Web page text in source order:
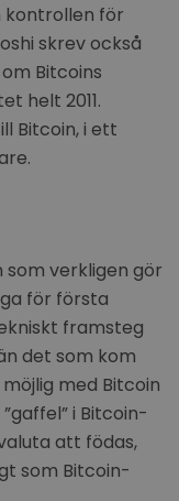
kontrollen för
skrev också
Bitcoins
helt 2011.
Bitcoin, i ett
verkligen gör
för första
framsteg
det som kom
med Bitcoin
i Bitcoin-
att födas,
som Bitcoin-